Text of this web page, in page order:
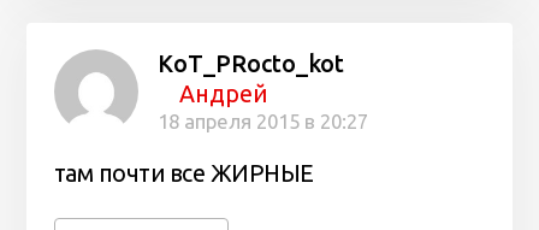
KoT_PRocto_kot
Андрей
18 апреля 2015 в 20:27
там почти все ЖИРНЫЕ